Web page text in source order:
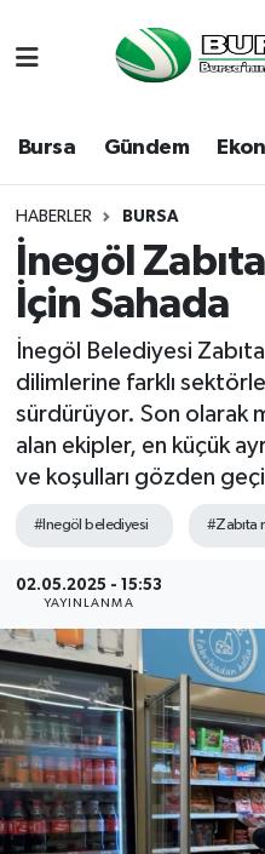
Bursa Gündem
HABERLER BURSA
İnegöl
İçin Sahada
İnegöl Belediyesi
dilimlerine farklı
sürdürüyor. Son olarak
alan ekipler, en küçük
ve koşulları gözden
#Inegöl belediyesi #Zabıta
02.05.2025 - 15:53
YAYINLANMA
Bursa
Dünya
Eğitim
Ekonomi
Genel
Gündem
Magazin
Sağlık
Siyaset
Spor
Teknoloji
Türkiye
Hava Durumu
Namaz Vakitleri
Trafik Durumu
Süper Lig Puan
Tüm Manşetler
Son Dakika Haberleri
Haber Arşivi